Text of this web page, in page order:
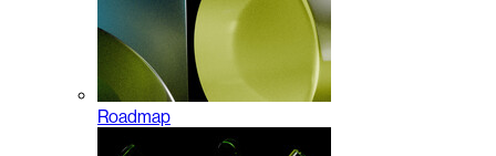
Roadmap